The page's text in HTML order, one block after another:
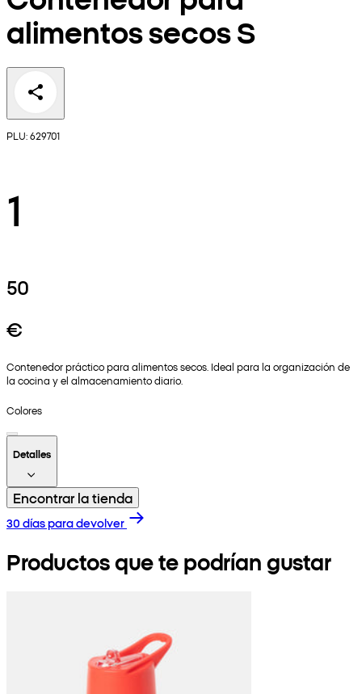
alimentos secos S
PLU: 629701
1
50
€
Contenedor práctico para alimentos secos. Ideal para la organización de
la cocina y el almacenamiento diario.
Colores
Detalles
Encontrar la tienda
30 días para devolver
Productos que te podrían gustar